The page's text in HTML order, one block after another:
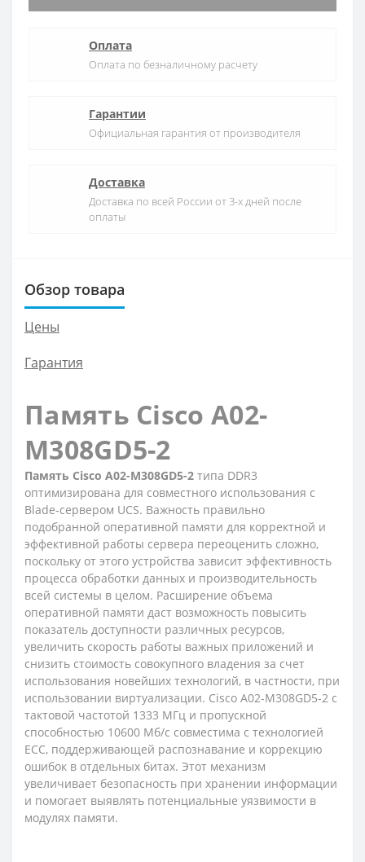
Оплата
Оплата по безналичному расчету
Гарантии
Официальная гарантия от производителя
Доставка
Доставка по всей России от 3-х дней после
оплаты
Обзор товара
Цены
Гарантия
Память Cisco A02-
M308GD5-2
Память Cisco A02-M308GD5-2 типа DDR3
оптимизирована для совместного использования с
Blade-сервером UCS. Важность правильно
подобранной оперативной памяти для корректной и
эффективной работы сервера переоценить сложно,
поскольку от этого устройства зависит эффективность
процесса обработки данных и производительность
всей системы в целом. Расширение объема
оперативной памяти даст возможность повысить
показатель доступности различных ресурсов,
увеличить скорость работы важных приложений и
снизить стоимость совокупного владения за счет
использования новейших технологий, в частности, при
использовании виртуализации. Cisco A02-M308GD5-2 с
тактовой частотой 1333 МГц и пропускной
способностью 10600 Мб/с совместима с технологией
ECC, поддерживающей распознавание и коррекцию
ошибок в отдельных битах. Этот механизм
увеличивает безопасность при хранении информации
и помогает выявлять потенциальные уязвимости в
модулях памяти.